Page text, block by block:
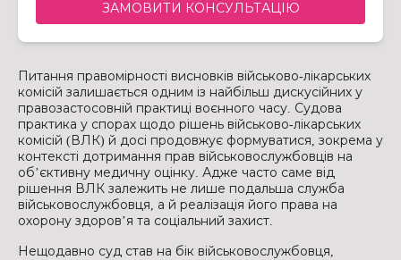
ЗАМОВИТИ КОНСУЛЬТАЦІЮ
Питання правомірності висновків військово-лікарських
комісій залишається одним із найбільш дискусійних у
правозастосовній практиці воєнного часу. Судова
практика у спорах щодо рішень військово-лікарських
комісій (ВЛК) й досі продовжує формуватися, зокрема у
контексті дотримання прав військовослужбовців на
об’єктивну медичну оцінку. Адже часто саме від
рішення ВЛК залежить не лише подальша служба
військовослужбовця, а й реалізація його права на
охорону здоров’я та соціальний захист.
Нещодавно суд став на бік військовослужбовця,